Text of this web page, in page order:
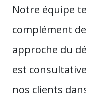
Notre équipe
complément
approche du
est
nos clients